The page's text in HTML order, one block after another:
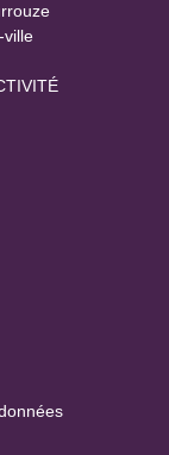
ville